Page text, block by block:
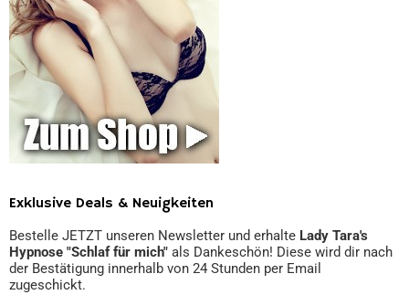
Exklusive Deals & Neuigkeiten
Bestelle JETZT unseren Newsletter und erhalte Lady Tara's
Hypnose "Schlaf für mich" als Dankeschön! Diese wird dir nach
der Bestätigung innerhalb von 24 Stunden per Email
zugeschickt.